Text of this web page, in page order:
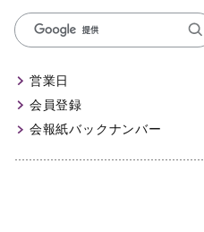
営業日
会員登録
会報紙バックナンバー